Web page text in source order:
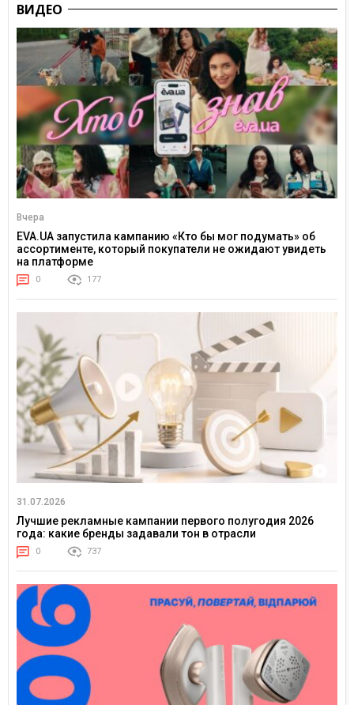
ВИДЕО
Вчера
EVA.UA запустила кампанию «Кто бы мог подумать» об
ассортименте, который покупатели не ожидают увидеть
на платформе
0 177
31.07.2026
Лучшие рекламные кампании первого полугодия 2026
года: какие бренды задавали тон в отрасли
0 737